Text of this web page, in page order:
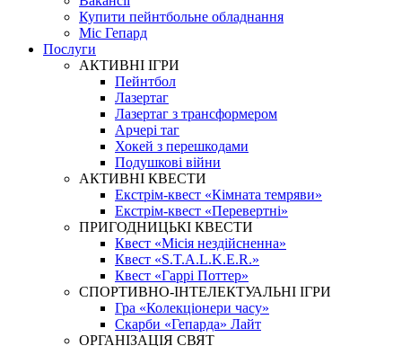
Купити пейнтбольне обладнання
Міс Гепард
Послуги
АКТИВНІ ІГРИ
Пейнтбол
Лазертаг
Лазертаг з трансформером
Арчері таг
Хокей з перешкодами
Подушкові війни
АКТИВНІ КВЕСТИ
Екстрім-квест «Кімната темряви»
Екстрім-квест «Перевертні»
ПРИГОДНИЦЬКІ КВЕСТИ
Квест «Місія нездійсненна»
Квест «S.T.A.L.K.E.R.»
Квест «Гаррі Поттер»
СПОРТИВНО-ІНТЕЛЕКТУАЛЬНІ ІГРИ
Гра «Колекціонери часу»
Скарби «Гепарда» Лайт
ОРГАНІЗАЦІЯ СВЯТ